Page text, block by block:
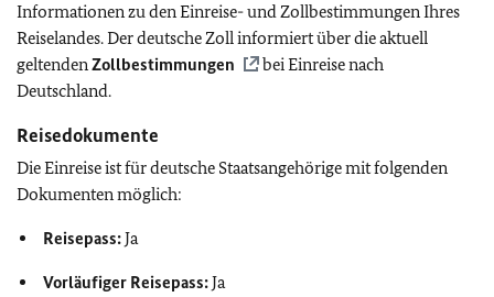
Informationen zu den Einreise- und Zollbestimmungen Ihres
Reiselandes. Der deutsche Zoll informiert über die aktuell
geltendenZollbestimmungen
bei Einreise nach
Deutschland.
Reisedokumente
Die Einreise ist für deutsche Staatsangehörige mit folgenden
Dokumenten möglich:
Reisepass:Ja
Vorläufiger Reisepass:Ja